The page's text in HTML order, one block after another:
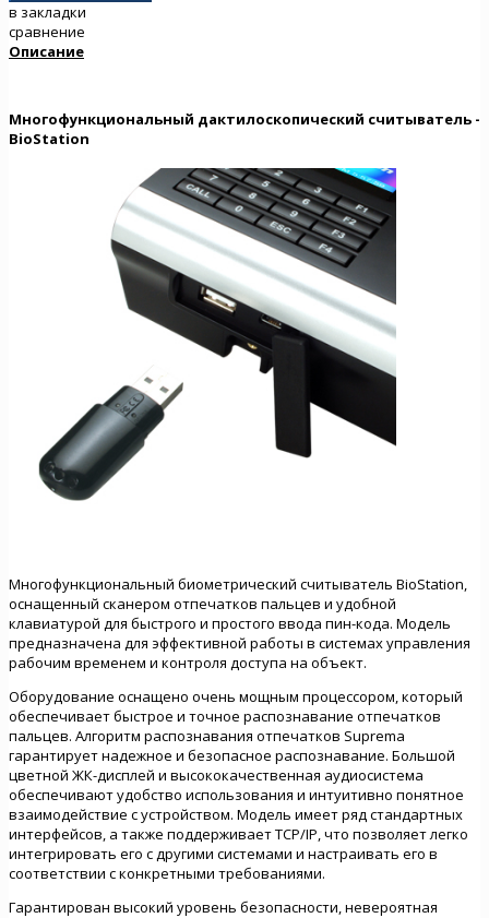
в закладки
сравнение
Описание
Многофункциональный дактилоскопический считыватель -
BioStation
Многофункциональный биометрический считыватель BioStation,
оснащенный сканером отпечатков пальцев и удобной
клавиатурой для быстрого и простого ввода пин-кода. Модель
предназначена для эффективной работы в системах управления
рабочим временем и контроля доступа на объект.
Оборудование оснащено очень мощным процессором, который
обеспечивает быстрое и точное распознавание отпечатков
пальцев. Алгоритм распознавания отпечатков Suprema
гарантирует надежное и безопасное распознавание. Большой
цветной ЖК-дисплей и высококачественная аудиосистема
обеспечивают удобство использования и интуитивно понятное
взаимодействие с устройством. Модель имеет ряд стандартных
интерфейсов, а также поддерживает TCP/IP, что позволяет легко
интегрировать его с другими системами и настраивать его в
соответствии с конкретными требованиями.
Гарантирован высокий уровень безопасности, невероятная